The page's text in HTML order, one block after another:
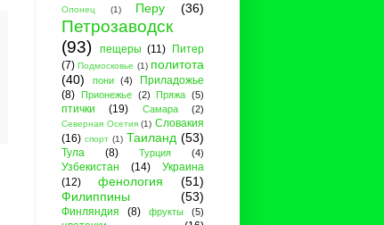
Олонец (1) Перу (36)
Петрозаводск
(93)
пещеры (11)
Питер
(7) Подмосковье (1) политота
(40)
пони (4)
Приладожье
(8) Прионежье (2) Пряжа (5)
птички (19) Самара (2)
Северная Осетия (1) Словакия
(16) спорт (1) Таиланд (53)
Тула (8) Турция (4)
Узбекистан (14)
Украина
(12)
фенология
(51)
Филиппины
(53)
Финляндия (8) фрукты (5)